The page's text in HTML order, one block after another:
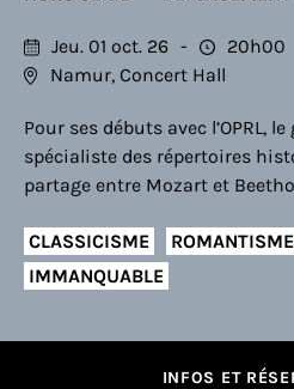
Jeu. 01 oct. 26 20h00
Namur, Concert Hall
Pour ses débuts avec l’OPRL,
spécialiste des répertoires
partage entre Mozart et
CLASSICISME ROMANTISME
IMMANQUABLE
INFOS ET